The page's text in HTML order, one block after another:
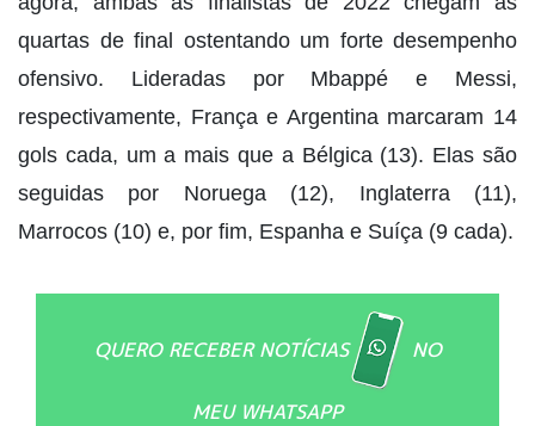
quartas de final ostentando um forte desempenho
ofensivo. Lideradas por Mbappé e Messi,
respectivamente, França e Argentina marcaram 14
gols cada, um a mais que a Bélgica (13). Elas são
seguidas por Noruega (12), Inglaterra (11),
Marrocos (10) e, por fim, Espanha e Suíça (9 cada).
QUERO RECEBER NOTÍCIAS NO
MEU WHATSAPP